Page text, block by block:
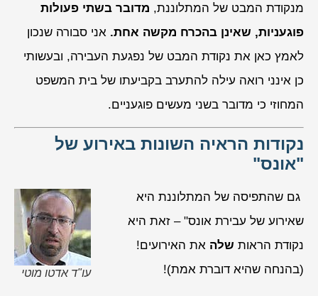
מנקודת המבט של המתלוננת, מדובר בשתי פעולות
פוגעניות, שאינן בהכרח מקשה אחת. אני סבורה שנכון
לאמץ כאן את נקודת המבט של נפגעת העבירה, ובעשותי
כן אינני רואה עילה להתערב בקביעתו של בית המשפט
המחוזי כי מדובר בשני מעשים פוגעניים.
נקודות הראיה השונות באירוע של
"אונס"
עו"ד אדטו מוטי
גם שהתפיסה של המתלוננת היא
שאירוע של עבירת אונס" – זאת היא
נקודת הראות שלה את האירועים!
(בהנחה שהיא דוברת אמת)!